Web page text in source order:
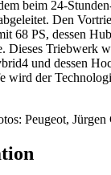
beim 24-
Den
68 PS, dessen
Dieses Triebwerk
und dessen
wird der
Peugeot, Jürgen